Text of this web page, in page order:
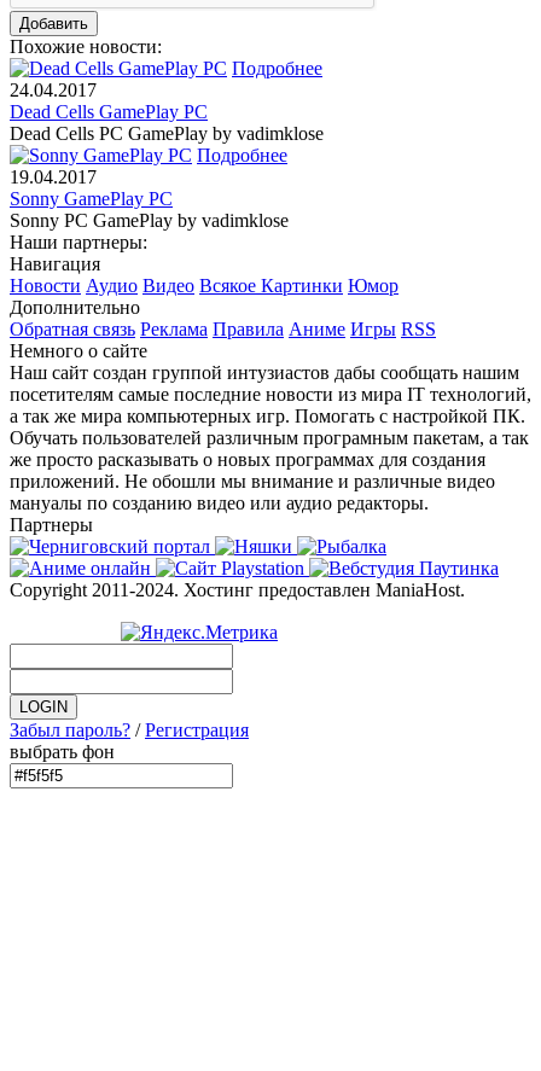
Похожие новости:
Подробнее
24.04.2017
Dead Cells GamePlay PC
Dead Cells PC GamePlay by vadimklose
Подробнее
19.04.2017
Sonny GamePlay PC
Sonny PC GamePlay by vadimklose
Наши партнеры:
Навигация
Новости Аудио Видео Всякое Картинки Юмор
Дополнительно
Обратная связь Реклама Правила Аниме Игры RSS
Немного о сайте
Наш сайт создан группой интузиастов дабы сообщать нашим
посетителям самые последние новости из мира IT технологий,
а так же мира компьютерных игр. Помогать с настройкой ПК.
Обучать пользователей различным програмным пакетам, а так
же просто расказывать о новых программах для создания
приложений. Не обошли мы внимание и различные видео
мануалы по созданию видео или аудио редакторы.
Партнеры
Copyright 2011-2024. Хостинг предоставлен ManiaHost.
Забыл пароль? /Регистрация
выбрать фон